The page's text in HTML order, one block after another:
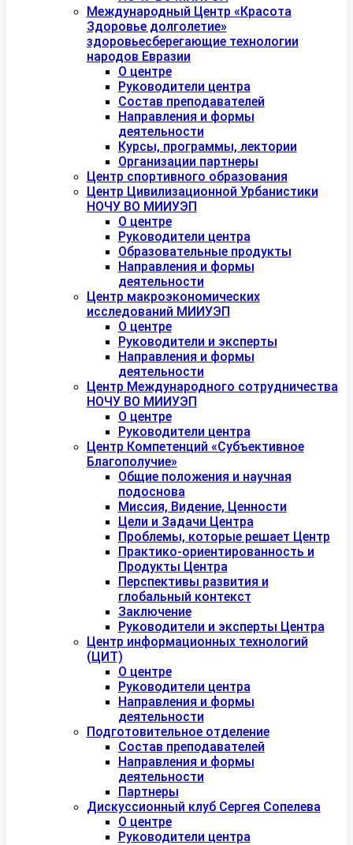
Международный Центр «Красота
Здоровье долголетие»
здоровьесберегающие технологии
народов Евразии
О центре
Руководители центра
Состав преподавателей
Направления и формы
деятельности
Курсы, программы, лектории
Организации партнеры
Центр спортивного образования
Центр Цивилизационной Урбанистики
НОЧУ ВО МИИУЭП
О центре
Руководители центра
Образовательные продукты
Направления и формы
деятельности
Центр макроэкономических
исследований МИИУЭП
О центре
Руководители и эксперты
Направления и формы
деятельности
Центр Международного сотрудничества
НОЧУ ВО МИИУЭП
О центре
Руководители центра
Центр Компетенций «Субъективное
Благополучие»
Общие положения и научная
подоснова
Миссия, Видение, Ценности
Цели и Задачи Центра
Проблемы, которые решает Центр
Практико-ориентированность и
Продукты Центра
Перспективы развития и
глобальный контекст
Заключение
Руководители и эксперты Центра
Центр информационных технологий
(ЦИТ)
О центре
Руководители центра
Направления и формы
деятельности
Подготовительное отделение
Состав преподавателей
Направления и формы
деятельности
Партнеры
Дискуссионный клуб Сергея Сопелева
О центре
Руководители центра